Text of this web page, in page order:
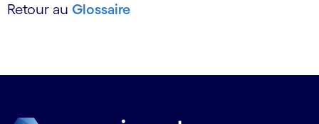
Retour au Glossaire